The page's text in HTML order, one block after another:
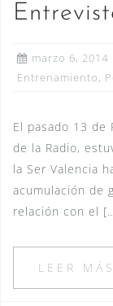
marzo 6, 2014
Entrenamiento,
El pasado 13 de
de la Radio,
la Ser Valencia
acumulación de
relación con el
LEER MÁS